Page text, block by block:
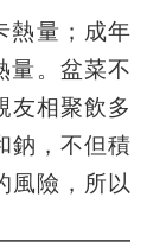
熱量；成年
量。盆菜不
友相聚飲多
鈉，不但積
風險，所以